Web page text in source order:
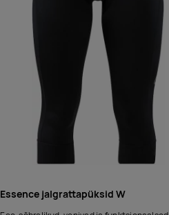
Essence jalgrattapüksid W